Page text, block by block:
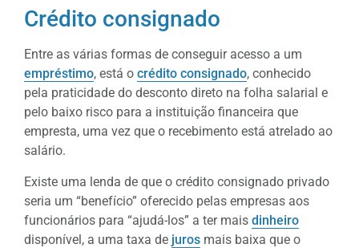
Crédito consignado
Entre as várias formas de conseguir acesso a um
empréstimo, está o crédito consignado, conhecido
pela praticidade do desconto direto na folha salarial e
pelo baixo risco para a instituição financeira que
empresta, uma vez que o recebimento está atrelado ao
salário.
Existe uma lenda de que o crédito consignado privado
seria um “benefício” oferecido pelas empresas aos
funcionários para “ajudá-los” a ter mais dinheiro
disponível, a uma taxa de juros mais baixa que o